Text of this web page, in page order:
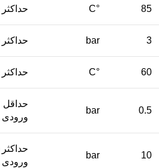
85
°C
3
bar
60
°C
0.5
bar
ورودی
10
bar
ورودی